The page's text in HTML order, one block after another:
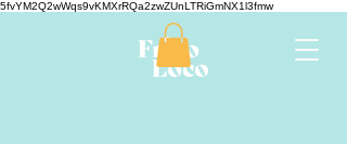
5fvYM2Q2wWqs9vKMXrRQa2zwZUnLTRiGmNX1l3fmw